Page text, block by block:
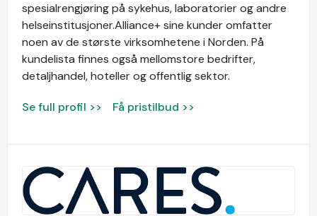
spesialrengjøring på sykehus, laboratorier og andre
helseinstitusjoner.Alliance+ sine kunder omfatter
noen av de største virksomhetene i Norden. På
kundelista finnes også mellomstore bedrifter,
detaljhandel, hoteller og offentlig sektor.
Se full profil >> Få pristilbud >>